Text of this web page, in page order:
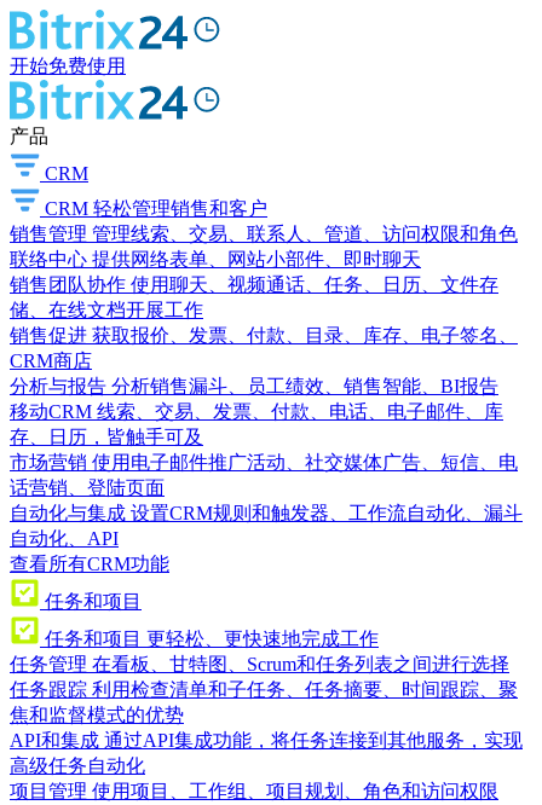
开始免费使用
产品
CRM
CRM 轻松管理销售和客户
销售管理 管理线索、交易、联系人、管道、访问权限和角色
联络中心 提供网络表单、网站小部件、即时聊天
销售团队协作 使用聊天、视频通话、任务、日历、文件存
储、在线文档开展工作
销售促进 获取报价、发票、付款、目录、库存、电子签名、
CRM商店
分析与报告 分析销售漏斗、员工绩效、销售智能、BI报告
移动CRM 线索、交易、发票、付款、电话、电子邮件、库
存、日历，皆触手可及
市场营销 使用电子邮件推广活动、社交媒体广告、短信、电
话营销、登陆页面
自动化与集成 设置CRM规则和触发器、工作流自动化、漏斗
自动化、API
查看所有CRM功能
任务和项目
任务和项目 更轻松、更快速地完成工作
任务管理 在看板、甘特图、Scrum和任务列表之间进行选择
任务跟踪 利用检查清单和子任务、任务摘要、时间跟踪、聚
焦和监督模式的优势
API和集成 通过API集成功能，将任务连接到其他服务，实现
高级任务自动化
项目管理 使用项目、工作组、项目规划、角色和访问权限